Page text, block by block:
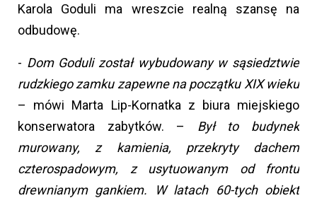
Karola Goduli ma wreszcie realną szansę na
odbudowę.
- Dom Goduli został wybudowany w sąsiedztwie
rudzkiego zamku zapewne na początku XIX wieku
– mówi Marta Lip-Kornatka z biura miejskiego
konserwatora zabytków. – Był to budynek
murowany, z kamienia, przekryty dachem
czterospadowym, z usytuowanym od frontu
drewnianym gankiem. W latach 60-tych obiekt